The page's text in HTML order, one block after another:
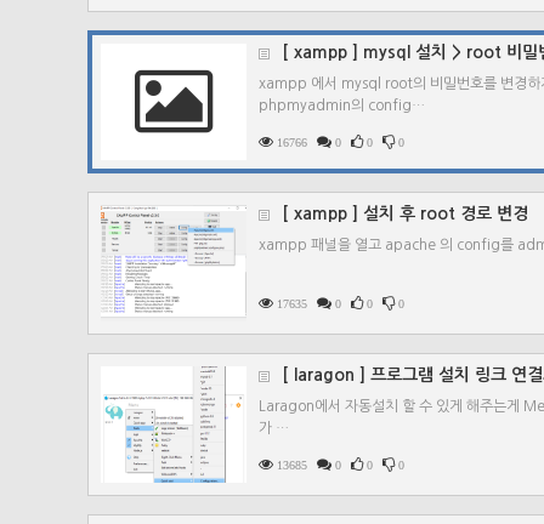
[ xampp ] mysql 설치 > root 비밀
xampp 에서 mysql root의 비밀번호를 변경
phpmyadmin의 config…
16766 0 0 0
[ xampp ] 설치 후 root 경로 변경
xampp 패널을 열고 apache 의 config를
17635 0 0 0
[ laragon ] 프로그램 설치 링크 연
Laragon에서 자동설치 할 수 있게 해주는게
가 …
13685 0 0 0